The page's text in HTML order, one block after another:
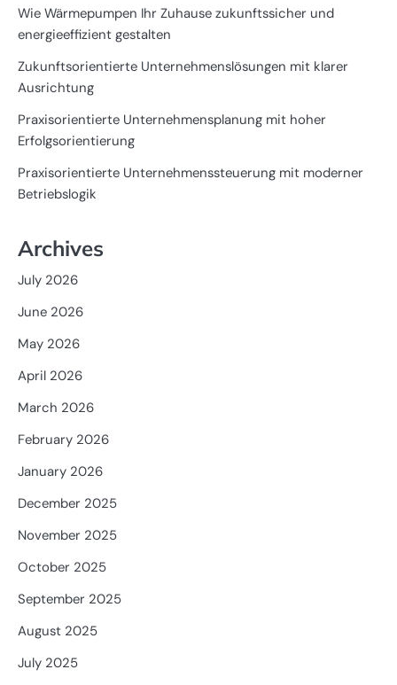
Wie Wärmepumpen Ihr Zuhause zukunftssicher und
energieeffizient gestalten
Zukunftsorientierte Unternehmenslösungen mit klarer
Ausrichtung
Praxisorientierte Unternehmensplanung mit hoher
Erfolgsorientierung
Praxisorientierte Unternehmenssteuerung mit moderner
Betriebslogik
Archives
July 2026
June 2026
May 2026
April 2026
March 2026
February 2026
January 2026
December 2025
November 2025
October 2025
September 2025
August 2025
July 2025